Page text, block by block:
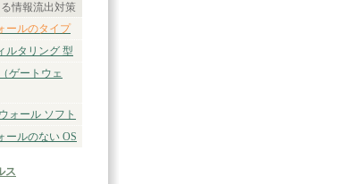
情報流出対策
ールのタイプ
ルタリング 型
ゲートウェ
ォール ソフト
ールのない OS
ス